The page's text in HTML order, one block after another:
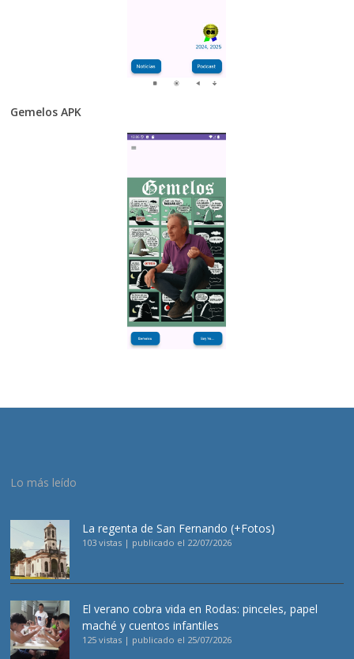
Gemelos APK
Lo más leído
La regenta de San Fernando (+Fotos)
103 vistas | publicado el 22/07/2026
El verano cobra vida en Rodas: pinceles, papel
maché y cuentos infantiles
125 vistas | publicado el 25/07/2026